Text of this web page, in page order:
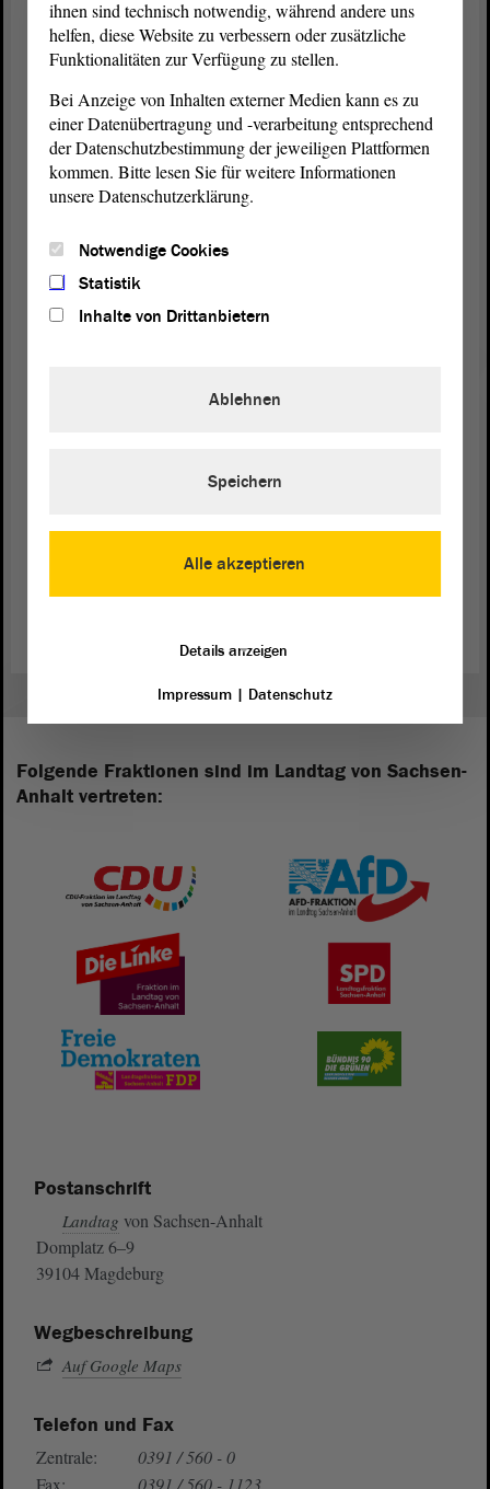
Ebenfalls wollen wir bürokratischen Aufwand
reduzieren, um hier zu entlasten. Die soziale
Situation der Doktorandinnen und Doktoranden soll
wird das Thema stärkerer Teil der Zielvereinbarung
mit den Hochschulen werden. Auch das ist in
meinen Augen ein richtiger Schritt.
entgegen, auch wenn es noch einige Punkte gäbe,
ich möchte es kurz machen: Ich glaube, wir haben
eine sehr gute Beschlussempfehlung
Folgende Fraktionen sind im Landtag von Sachsen-
Anhalt vertreten:
Postanschrift
Landtag von Sachsen-Anhalt
Domplatz 6–9
39104 Magdeburg
Wegbeschreibung
Auf Google Maps
Telefon und Fax
Zentrale:
0391 / 560 - 0
Fax:
0391 / 560 - 1123
ihnen sind technisch notwendig, während andere uns
helfen, diese Website zu verbessern oder zusätzliche
Funktionalitäten zur Verfügung zu stellen.
Bei Anzeige von Inhalten externer Medien kann es zu
einer Datenübertragung und -verarbeitung entsprechend
der Datenschutzbestimmung der jeweiligen Plattformen
kommen. Bitte lesen Sie für weitere Informationen
unsere Datenschutzerklärung.
Notwendige Cookies
Statistik
Inhalte von Drittanbietern
Alle akzeptieren
Ablehnen
Speichern
Details anzeigen
Impressum| Datenschutz